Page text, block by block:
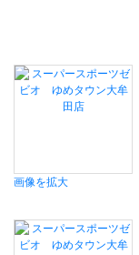
画像を拡大